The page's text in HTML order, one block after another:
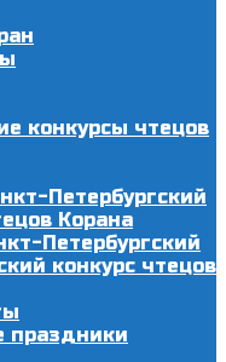
конкурсы чтецов
Петербургский
Корана
Петербургский
конкурс чтецов
праздники